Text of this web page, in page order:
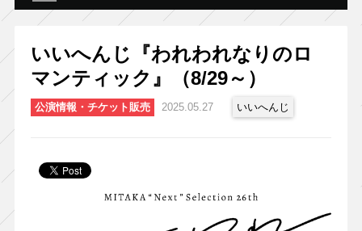
いいへんじ『われわれなりのロ
マンティック』（8/29～）
公演情報・チケット販売 2025.05.27 いいへんじ